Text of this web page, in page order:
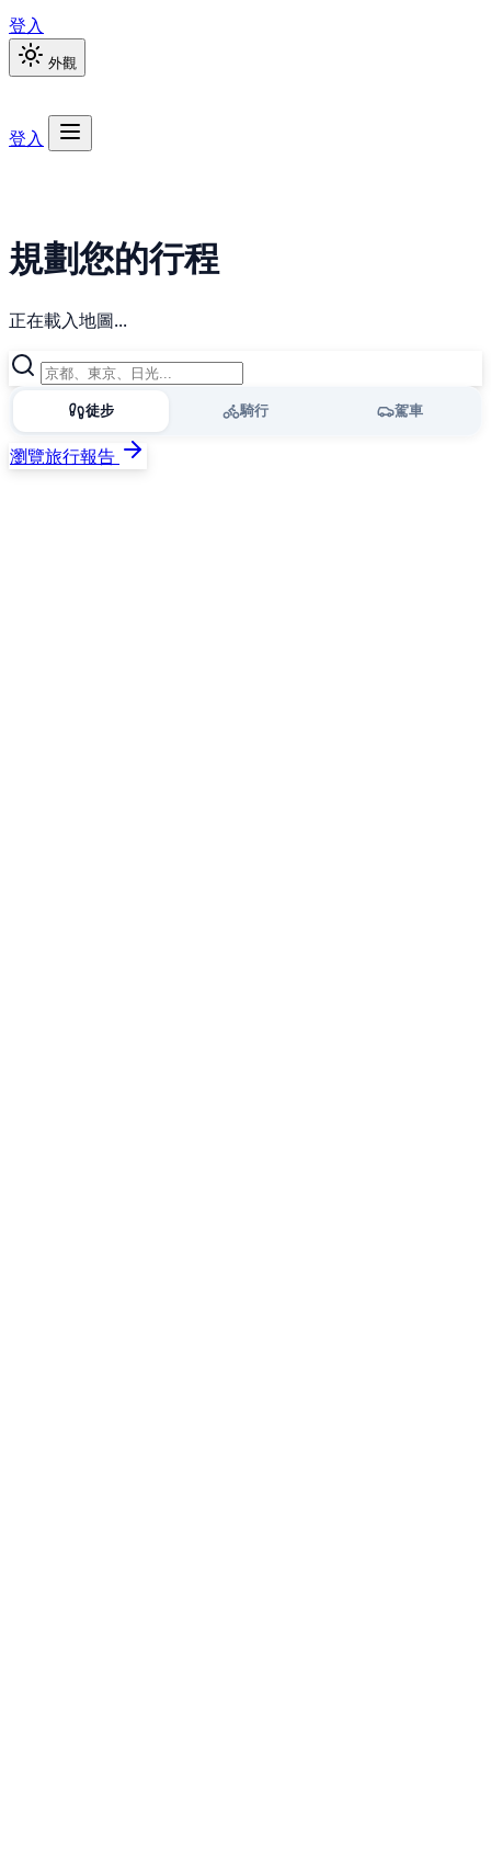
登入
外觀
登入
規劃您的行程
正在載入地圖...
徒步 騎行 駕車
瀏覽旅行報告